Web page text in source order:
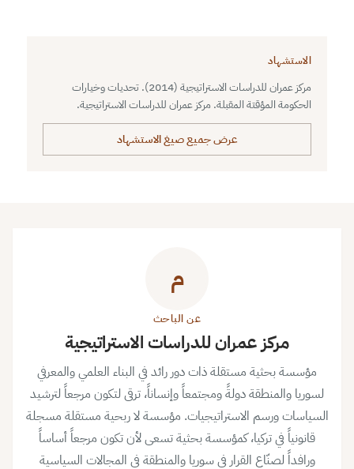
الاستشهاد
مركز عمران للدراسات الاستراتيجية (2014). تحديات وخيارات
الحكومة المؤقتة المقبلة. مركز عمران للدراسات الاستراتيجية.
عرض جميع صيغ الاستشهاد
م
عن الباحث
مركز عمران للدراسات الاستراتيجية
مؤسسة بحثية مستقلة ذات دور رائد في البناء العلمي والمعرفي
لسوريا والمنطقة دولةً ومجتمعاً وإنساناً، ترقى لتكون مرجعاً لترشيد
السياسات ورسم الاستراتيجيات. مؤسسة لا ربحية مستقلة مسجلة
قانونياً في تركيا، كمؤسسة بحثية تسعى لأن تكون مرجعاً أساساً
ورافداً لصنّاع القرار في سوريا والمنطقة في المجالات السياسية